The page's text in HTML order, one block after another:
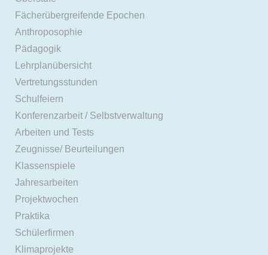
Fächerübergreifende Epochen
Anthroposophie
Pädagogik
Lehrplanübersicht
Vertretungsstunden
Schulfeiern
Konferenzarbeit / Selbstverwaltung
Arbeiten und Tests
Zeugnisse/ Beurteilungen
Klassenspiele
Jahresarbeiten
Projektwochen
Praktika
Schülerfirmen
Klimaprojekte